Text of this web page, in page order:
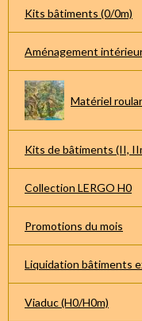
Kits bâtiments (0/0m)
Aménagement
Matériel
Kits de bâtiments (II,
Collection LERGO H0
Promotions du mois
Liquidation bâtiments
Viaduc (H0/H0m)